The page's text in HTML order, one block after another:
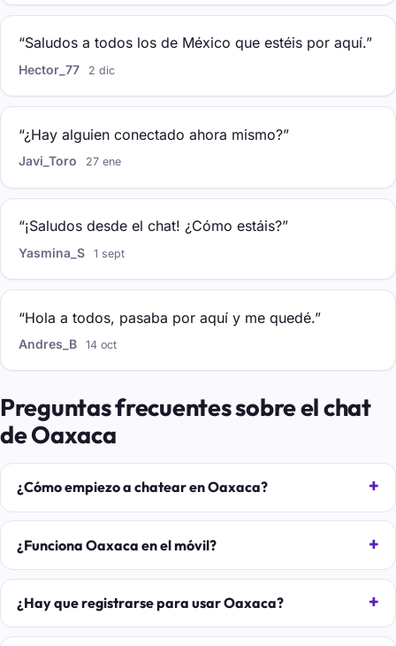
“Saludos a todos los de México que estéis por aquí.”
Hector_77 2 dic
“¿Hay alguien conectado ahora mismo?”
Javi_Toro 27 ene
“¡Saludos desde el chat! ¿Cómo estáis?”
Yasmina_S 1 sept
“Hola a todos, pasaba por aquí y me quedé.”
Andres_B 14 oct
Preguntas frecuentes sobre el chat
de Oaxaca
¿Cómo empiezo a chatear en Oaxaca?
¿Funciona Oaxaca en el móvil?
¿Hay que registrarse para usar Oaxaca?